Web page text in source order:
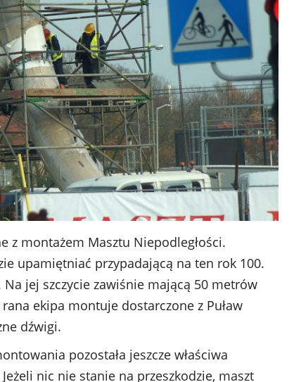
z montażem Masztu Niepodległości.
upamiętniać przypadającą na ten rok 100.
jej szczycie zawiśnie mającą 50 metrów
ekipa montuje dostarczone z Puław
dźwigi.
pozostała jeszcze właściwa
nic nie stanie na przeszkodzie, maszt